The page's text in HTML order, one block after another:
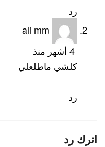
رد
4 أشهر منذ
كلشي ماطلعلي
رد
اترك رد